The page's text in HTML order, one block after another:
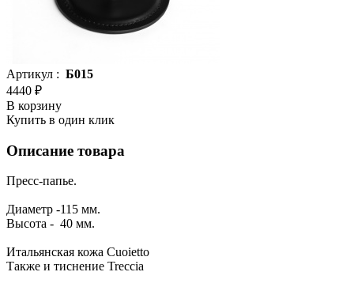
Артикул : Б015
4440 ₽
В корзину
Купить в один клик
Описание товара
Пресс-папье.
Диаметр -115 мм.
Высота - 40 мм.
Итальянская кожа Cuoietto
Также и тиснение Treccia